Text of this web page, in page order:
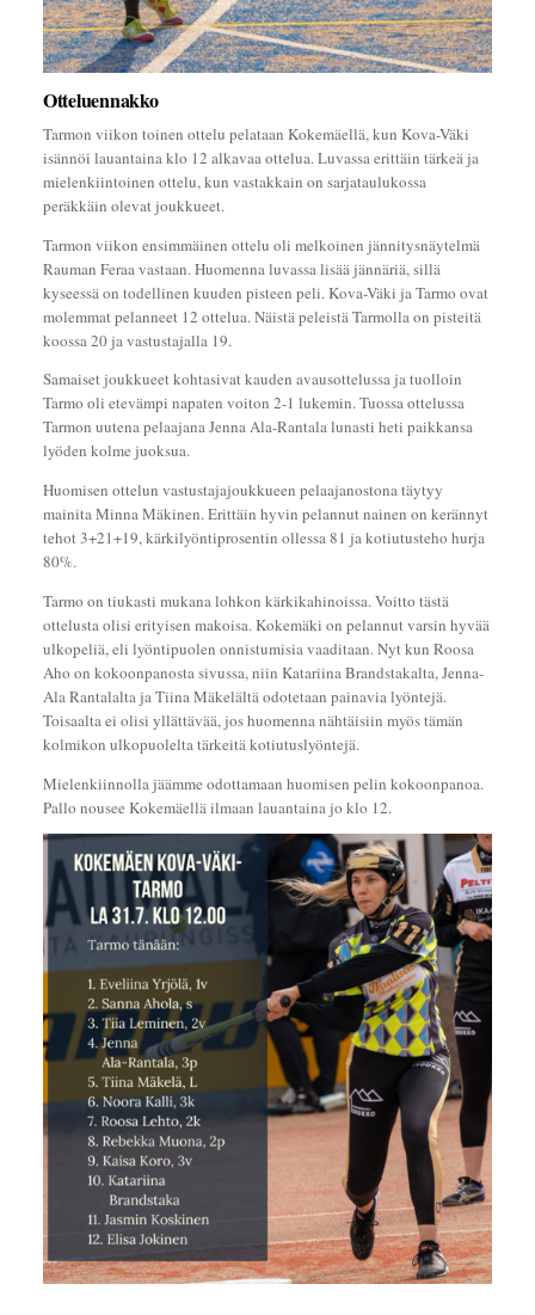
Otteluennakko
Tarmon viikon toinen ottelu pelataan Kokemäellä, kun Kova-Väki
isännöi lauantaina klo 12 alkavaa ottelua. Luvassa erittäin tärkeä ja
mielenkiintoinen ottelu, kun vastakkain on sarjataulukossa
peräkkäin olevat joukkueet.
Tarmon viikon ensimmäinen ottelu oli melkoinen jännitysnäytelmä
Rauman Feraa vastaan. Huomenna luvassa lisää jännäriä, sillä
kyseessä on todellinen kuuden pisteen peli. Kova-Väki ja Tarmo ovat
molemmat pelanneet 12 ottelua. Näistä peleistä Tarmolla on pisteitä
koossa 20 ja vastustajalla 19.
Samaiset joukkueet kohtasivat kauden avausottelussa ja tuolloin
Tarmo oli etevämpi napaten voiton 2-1 lukemin. Tuossa ottelussa
Tarmon uutena pelaajana Jenna Ala-Rantala lunasti heti paikkansa
lyöden kolme juoksua.
Huomisen ottelun vastustajajoukkueen pelaajanostona täytyy
mainita Minna Mäkinen. Erittäin hyvin pelannut nainen on kerännyt
tehot 3+21+19, kärkilyöntiprosentin ollessa 81 ja kotiutusteho hurja
80%.
Tarmo on tiukasti mukana lohkon kärkikahinoissa. Voitto tästä
ottelusta olisi erityisen makoisa. Kokemäki on pelannut varsin hyvää
ulkopeliä, eli lyöntipuolen onnistumisia vaaditaan. Nyt kun Roosa
Aho on kokoonpanosta sivussa, niin Katariina Brandstakalta, Jenna-
Ala Rantalalta ja Tiina Mäkelältä odotetaan painavia lyöntejä.
Toisaalta ei olisi yllättävää, jos huomenna nähtäisiin myös tämän
kolmikon ulkopuolelta tärkeitä kotiutuslyöntejä.
Mielenkiinnolla jäämme odottamaan huomisen pelin kokoonpanoa.
Pallo nousee Kokemäellä ilmaan lauantaina jo klo 12.